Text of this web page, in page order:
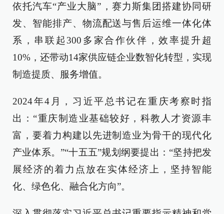
依托汽车“产业大脑”，赛力斯集团搭建协同研
发、智能排产、物流配送与售后运维一体化体
系，串联起300多家合作伙伴，效率提升超
10%，还带动14家供应链企业数智化转型，实现
制造提质、服务增值。
2024年4月，习近平总书记在重庆考察时指
出：“重庆制造业基础较好，科教人才资源丰
富，要着力构建以先进制造业为骨干的现代化
产业体系。”“十五五”规划纲要提出：“坚持把发
展经济的着力点放在实体经济上，坚持智能
化、绿色化、融合化方向”。